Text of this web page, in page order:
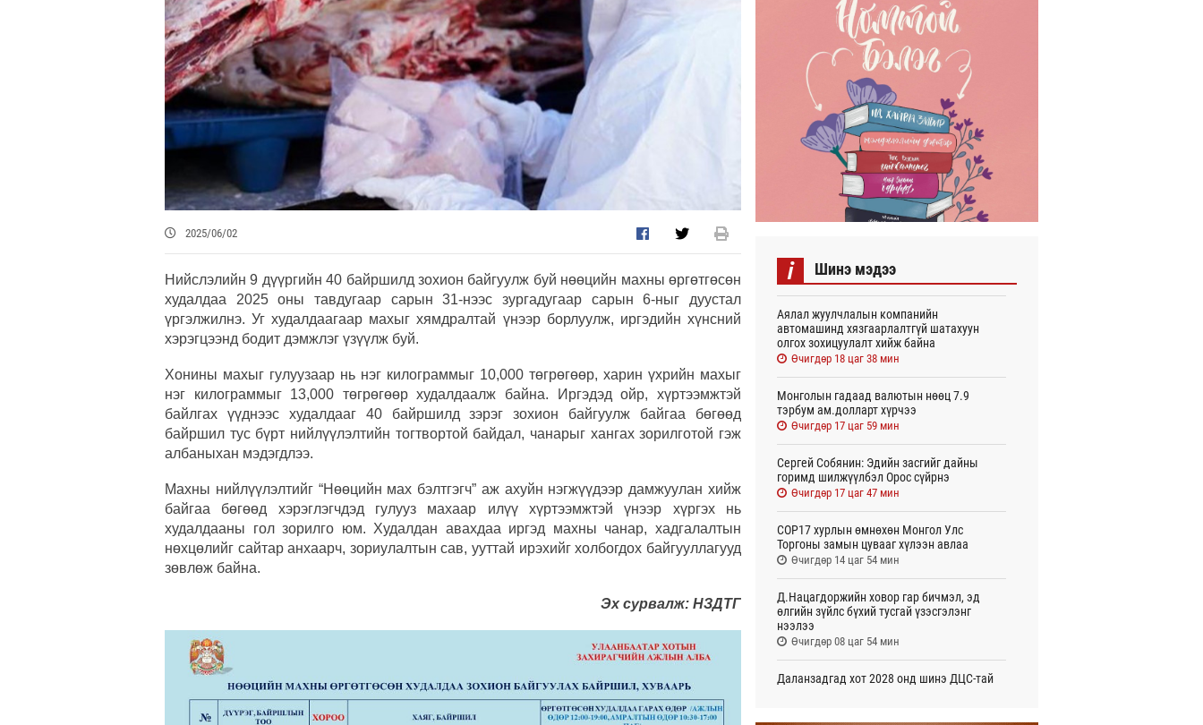
2025/06/02
Нийслэлийн 9 дүүргийн 40 байршилд зохион байгуулж буй нөөцийн махны өргөтгөсөн
худалдаа 2025 оны тавдугаар сарын 31-нээс зургадугаар сарын 6-ныг дуустал
үргэлжилнэ. Уг худалдаагаар махыг хямдралтай үнээр борлуулж, иргэдийн хүнсний
хэрэгцээнд бодит дэмжлэг үзүүлж буй.
Хонины махыг гулуузаар нь нэг килограммыг 10,000 төгрөгөөр, харин үхрийн махыг
нэг килограммыг 13,000 төгрөгөөр худалдаалж байна. Иргэдэд ойр, хүртээмжтэй
байлгах үүднээс худалдааг 40 байршилд зэрэг зохион байгуулж байгаа бөгөөд
байршил тус бүрт нийлүүлэлтийн тогтвортой байдал, чанарыг хангах зорилготой гэж
албаныхан мэдэгдлээ.
Махны нийлүүлэлтийг “Нөөцийн мах бэлтгэгч” аж ахуйн нэгжүүдээр дамжуулан хийж
байгаа бөгөөд хэрэглэгчдэд гулууз махаар илүү хүртээмжтэй үнээр хүргэх нь
худалдааны гол зорилго юм. Худалдан авахдаа иргэд махны чанар, хадгалалтын
нөхцөлийг сайтар анхаарч, зориулалтын сав, ууттай ирэхийг холбогдох байгууллагууд
зөвлөж байна.
Эх сурвалж: НЗДТГ
i Шинэ мэдээ
Аялал жуулчлалын компанийн
автомашинд хязгаарлалтгүй шатахуун
олгох зохицуулалт хийж байна
Өчигдөр 18 цаг 38 мин
Монголын гадаад валютын нөөц 7.9
тэрбум ам.долларт хүрчээ
Өчигдөр 17 цаг 59 мин
Сергей Собянин: Эдийн засгийг дайны
горимд шилжүүлбэл Орос сүйрнэ
Өчигдөр 17 цаг 47 мин
COP17 хурлын өмнөхөн Монгол Улс
Торгоны замын цувааг хүлээн авлаа
Өчигдөр 14 цаг 54 мин
Д.Нацагдоржийн ховор гар бичмэл, эд
өлгийн зүйлс бүхий тусгай үзэсгэлэнг
нээлээ
Өчигдөр 08 цаг 54 мин
Даланзадгад хот 2028 онд шинэ ДЦС-тай